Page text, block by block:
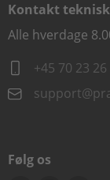
Kontakt
Alle hverdage
+45 70 23 26
Følg os